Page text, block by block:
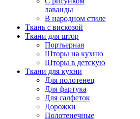
лаванды
В народном стиле
Ткань с вискозой
Ткани для штор
Портьерная
Шторы на кухню
Шторы в детскую
Ткани для кухни
Для полотенец
Для фартука
Для салфеток
Дорожки
Полотенечные